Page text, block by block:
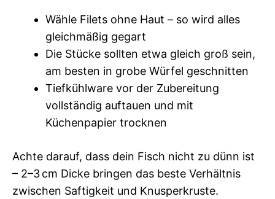
Wähle Filets ohne Haut – so wird alles
gleichmäßig gegart
Die Stücke sollten etwa gleich groß sein,
am besten in grobe Würfel geschnitten
Tiefkühlware vor der Zubereitung
vollständig auftauen und mit
Küchenpapier trocknen
Achte darauf, dass dein Fisch nicht zu dünn ist
– 2–3 cm Dicke bringen das beste Verhältnis
zwischen Saftigkeit und Knusperkruste.